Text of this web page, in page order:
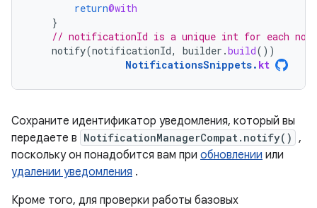
return@with
}
// notificationId is a unique int for each
notify(notificationId, builder .build())
NotificationsSnippets. kt
Сохраните идентификатор уведомления, который вы
передаете в NotificationManagerCompat.notify()
,
поскольку он понадобится вам при обновлении или
удалении уведомления .
Кроме того, для проверки работы базовых